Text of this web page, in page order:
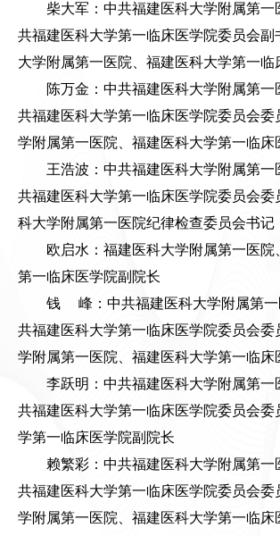
柴大军：中共福建医科大学附属第一
共福建医科大学第一临床医学院委员会副
大学附属第一医院、福建医科大学第一临
陈万金：中共福建医科大学附属第一
共福建医科大学第一临床医学院委员会委
学附属第一医院、福建医科大学第一临床
王浩波：中共福建医科大学附属第一
共福建医科大学第一临床医学院委员会委
科大学附属第一医院纪律检查委员会书记
欧启水：福建医科大学附属第一医院
第一临床医学院副院长
钱 峰：中共福建医科大学附属第一
共福建医科大学第一临床医学院委员会委
学附属第一医院、福建医科大学第一临床
李跃明：中共福建医科大学附属第一
共福建医科大学第一临床医学院委员会委
学第一临床医学院副院长
赖繁彩：中共福建医科大学附属第一
共福建医科大学第一临床医学院委员会委
学附属第一医院、福建医科大学第一临床